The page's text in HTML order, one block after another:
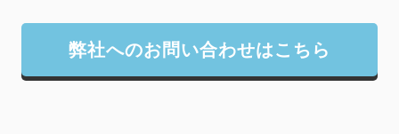
弊社へのお問い合わせはこちら